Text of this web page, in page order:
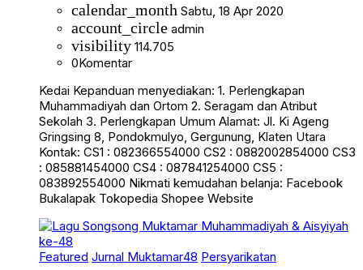
calendar_month Sabtu, 18 Apr 2020
account_circle admin
visibility 114.705
0Komentar
Kedai Kepanduan menyediakan: 1. Perlengkapan
Muhammadiyah dan Ortom 2. Seragam dan Atribut
Sekolah 3. Perlengkapan Umum Alamat: Jl. Ki Ageng
Gringsing 8, Pondokmulyo, Gergunung, Klaten Utara
Kontak: CS1 : 082366554000 CS2 : 0882002854000 CS3
: 085881454000 CS4 : 087841254000 CS5 :
083892554000 Nikmati kemudahan belanja: Facebook
Bukalapak Tokopedia Shopee Website
Featured Jurnal Muktamar48 Persyarikatan